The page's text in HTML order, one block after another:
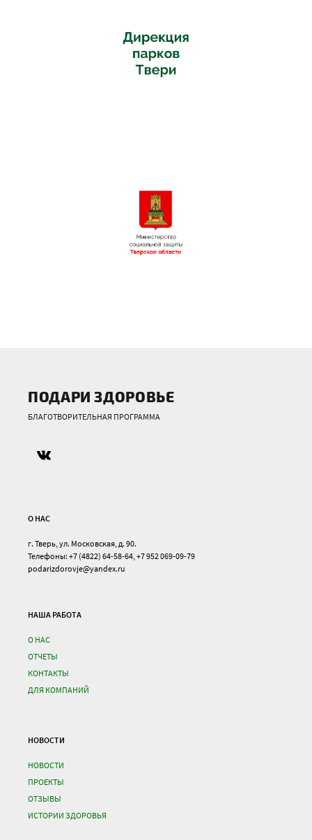
ПОДАРИ ЗДОРОВЬЕ
БЛАГОТВОРИТЕЛЬНАЯ ПРОГРАММА
О НАС
г. Тверь, ул. Московская, д. 90.
Телефоны: +7 (4822) 64-58-64, +7 952 069-09-79
podarizdorovje@yandex.ru
НАША РАБОТА
О НАС
ОТЧЕТЫ
КОНТАКТЫ
ДЛЯ КОМПАНИЙ
НОВОСТИ
НОВОСТИ
ПРОЕКТЫ
ОТЗЫВЫ
ИСТОРИИ ЗДОРОВЬЯ